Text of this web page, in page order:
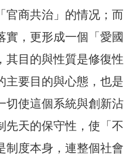
官商共治」的情况；而
實，更形成一個「愛國
其目的與性質是修復性
主要目的與心態，也是
切使這個系統與創新沾
先天的保守性，使「不
制度本身，連整個社會